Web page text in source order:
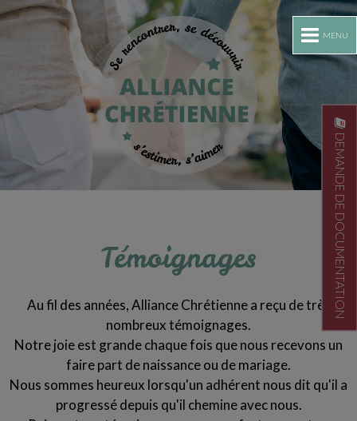
MENU
DEMANDE DE DOCUMENTATION
Témoignages
Au fil des années, Alliance Chrétienne a reçu de très
nombreux témoignages.
Notre joie est grande chaque fois que nous recevons un
faire part de naissance ou de mariage.
Nous sommes heureux lorsqu'un adhérent nous dit qu'il a
progressé depuis qu'il chemine avec nous.